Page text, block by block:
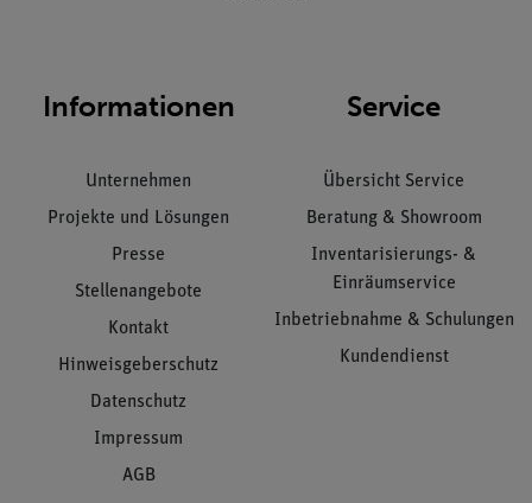
Informationen
Unternehmen
Projekte und Lösungen
Presse
Stellenangebote
Kontakt
Hinweisgeberschutz
Datenschutz
Impressum
AGB
Service
Übersicht Service
Beratung & Showroom
Inventarisierungs- &
Einräumservice
Inbetriebnahme & Schulungen
Kundendienst